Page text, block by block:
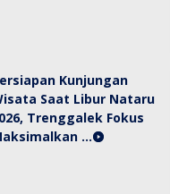
Kunjungan
Saat Libur Nataru
Trenggalek Fokus
…